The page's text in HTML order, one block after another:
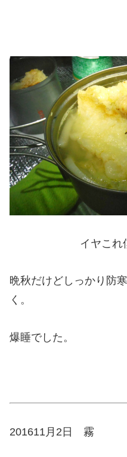
イヤこれ
晩秋だけどしっかり防
く。
爆睡でした。
201611月2日 霧